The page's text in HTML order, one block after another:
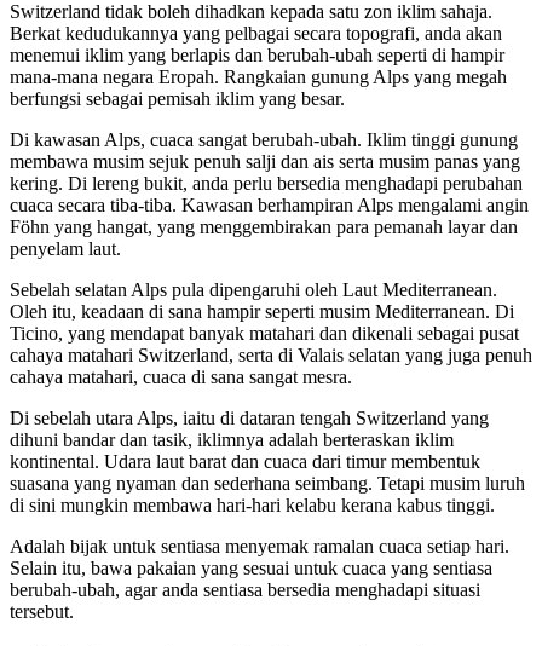
Switzerland tidak boleh dihadkan kepada satu zon iklim sahaja.
Berkat kedudukannya yang pelbagai secara topografi, anda akan
menemui iklim yang berlapis dan berubah-ubah seperti di hampir
mana-mana negara Eropah. Rangkaian gunung Alps yang megah
berfungsi sebagai pemisah iklim yang besar.
Di kawasan Alps, cuaca sangat berubah-ubah. Iklim tinggi gunung
membawa musim sejuk penuh salji dan ais serta musim panas yang
kering. Di lereng bukit, anda perlu bersedia menghadapi perubahan
cuaca secara tiba-tiba. Kawasan berhampiran Alps mengalami angin
Föhn yang hangat, yang menggembirakan para pemanah layar dan
penyelam laut.
Sebelah selatan Alps pula dipengaruhi oleh Laut Mediterranean.
Oleh itu, keadaan di sana hampir seperti musim Mediterranean. Di
Ticino, yang mendapat banyak matahari dan dikenali sebagai pusat
cahaya matahari Switzerland, serta di Valais selatan yang juga penuh
cahaya matahari, cuaca di sana sangat mesra.
Di sebelah utara Alps, iaitu di dataran tengah Switzerland yang
dihuni bandar dan tasik, iklimnya adalah berteraskan iklim
kontinental. Udara laut barat dan cuaca dari timur membentuk
suasana yang nyaman dan sederhana seimbang. Tetapi musim luruh
di sini mungkin membawa hari-hari kelabu kerana kabus tinggi.
Adalah bijak untuk sentiasa menyemak ramalan cuaca setiap hari.
Selain itu, bawa pakaian yang sesuai untuk cuaca yang sentiasa
berubah-ubah, agar anda sentiasa bersedia menghadapi situasi
tersebut.